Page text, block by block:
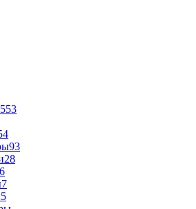
553
93
28
7
5